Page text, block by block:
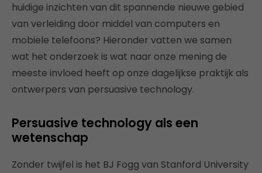
huidige inzichten van dit spannende nieuwe gebied
van verleiding door middel van computers en
mobiele telefoons? Hieronder vatten we samen
wat het onderzoek is wat naar onze mening de
meeste invloed heeft op onze dagelijkse praktijk als
ontwerpers van persuasive technology.
Persuasive technology als een
wetenschap
Zonder twijfel is het BJ Fogg van Stanford University